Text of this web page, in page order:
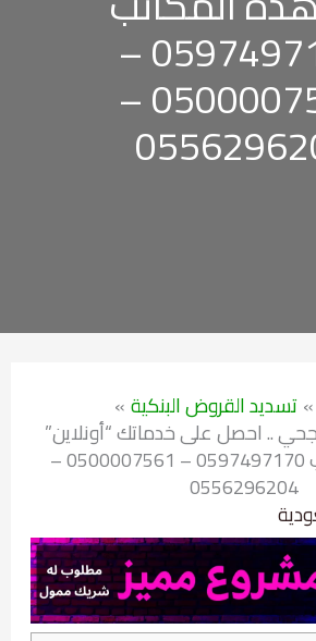
0597497170 –
0500007561 –
تسديد القروض البنكية
.. احصل على خدماتك “أونلاين”
مع هذه المكاتب 0597497170 – 0500007561 –
0556296204